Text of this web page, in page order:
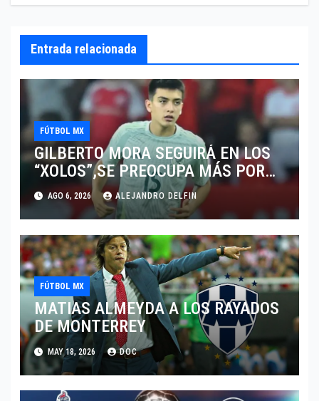
Entrada relacionada
FÚTBOL MX
GILBERTO MORA SEGUIRÁ EN LOS
“XOLOS”,SE PREOCUPA MÁS POR
JUGAR EN SU EQUIPO.
AGO 6, 2026 ALEJANDRO DELFIN
FÚTBOL MX
MATIAS ALMEYDA A LOS RAYADOS
DE MONTERREY
MAY 18, 2026 DOC